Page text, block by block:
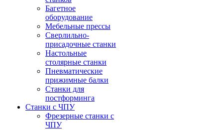
Багетное
оборудование
Мебельные прессы
Сверлильно-
присадочные станки
Настольные
столярные станки
Пневматические
прижимные балки
Станки для
постформинга
Станки с ЧПУ
Фрезерные станки с
ЧПУ